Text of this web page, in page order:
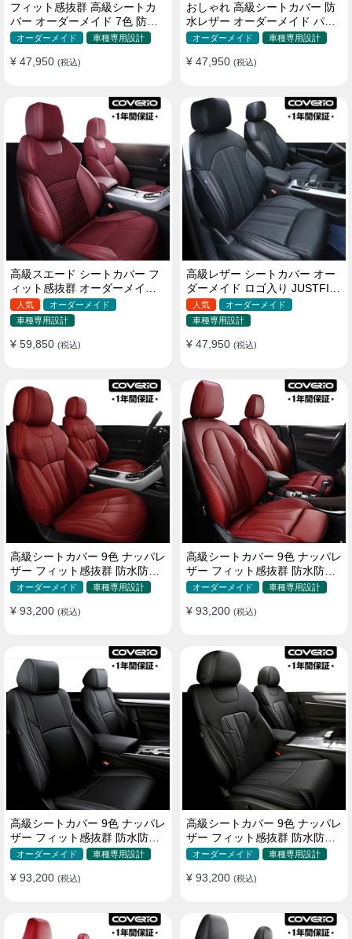
フィット感抜群 高級シートカ
バー オーダーメイド 7色 防水
レザー おしゃれ 全席セット
オーダーメイド 車種専用設計
¥ 47,950 (税込)
おしゃれ 高級シートカバー 防
水レザー オーダーメイド パン
チング加工 9色 全席セット
オーダーメイド 車種専用設計
¥ 47,950 (税込)
高級スエード シートカバー フ
ィット感抜群 オーダーメイド
耐久性 オシャレ 全席セット
人気
オーダーメイド
車種専用設計
¥ 59,850 (税込)
高級レザー シートカバー オー
ダーメイド ロゴ入り JUSTFIT
保証 耐摩耗性 全席セット
人気
オーダーメイド
車種専用設計
¥ 47,950 (税込)
高級シートカバー 9色 ナッパレ
ザー フィット感抜群 防水防汚
オーダーメイド 全席セット
オーダーメイド 車種専用設計
¥ 93,200 (税込)
高級シートカバー 9色 ナッパレ
ザー フィット感抜群 防水防汚
オーダーメイド 全席セット
オーダーメイド 車種専用設計
¥ 93,200 (税込)
高級シートカバー 9色 ナッパレ
ザー フィット感抜群 防水防汚
オーダーメイド 全席セット
オーダーメイド 車種専用設計
¥ 93,200 (税込)
高級シートカバー 9色 ナッパレ
ザー フィット感抜群 防水防汚
オーダーメイド 全席セット
オーダーメイド 車種専用設計
¥ 93,200 (税込)